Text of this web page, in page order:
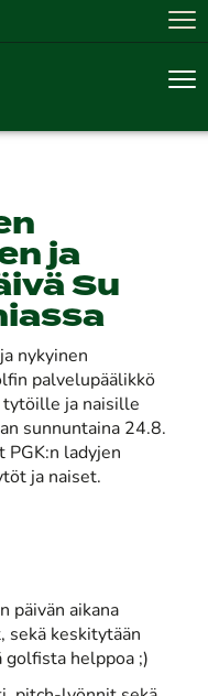
ja
Su
nykyinen
palvelupäälikkö
tytöille ja naisille
sunnuntaina 24.8.
PGK:n ladyjen
ja naiset.
päivän aikana
sekä keskitytään
golfista helppoa ;)